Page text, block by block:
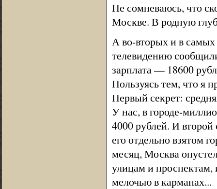
Не сомневаюсь, что
Москве. В родную
А во-вторых и в
телевидению
зарплата — 18600
Пользуясь тем, что я
Первый секрет:
У нас, в городе-
4000 рублей. И
его отдельно взятом
месяц, Москва
улицам и проспектам,
мелочью в карманах...